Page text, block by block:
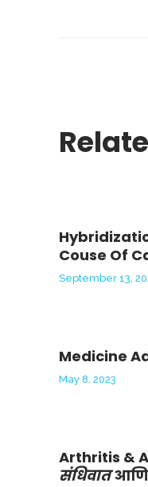
Couse Of
September 13,
Medicine
May 8, 2023
Arthritis &
संधिवात